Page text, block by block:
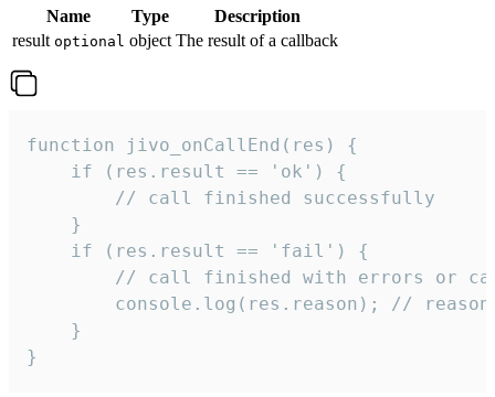
Name Type
Description
result optional object The result of a callback
function jivo_onCallEnd(res) {
    if (res.result == 'ok') {
        // call finished successfully
    }
    if (res.result == 'fail') {
// call finished with errors or
console.log(res.reason); //
    }
}